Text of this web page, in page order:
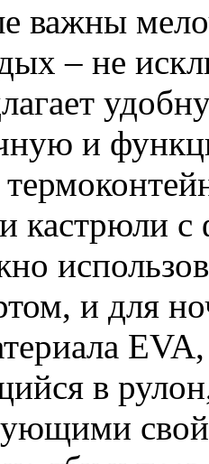
важны
– не
и
кастрюли
и для
в